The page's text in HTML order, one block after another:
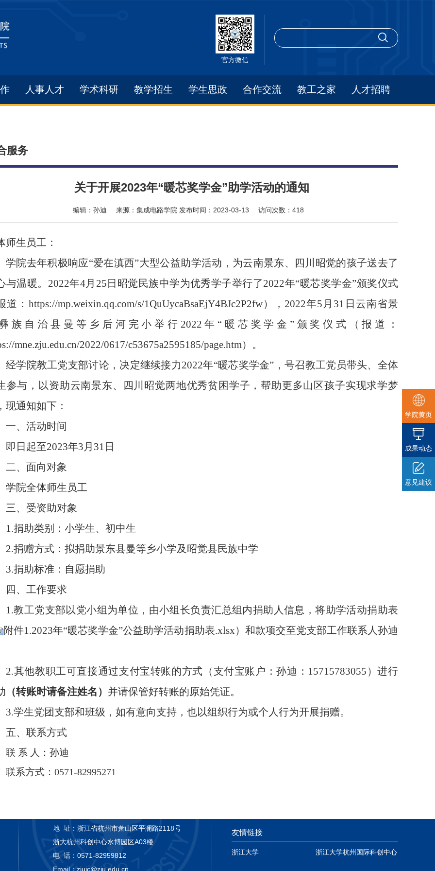
官方微信
人事人才 学术科研 教学招生 学生思政 合作交流 教工之家 人才招聘
服务
关于开展2023年“暖芯奖学金”助学活动的通知
编辑： 孙迪 来源： 集成电路学院 发布时间： 2023-03-13 访问次数： 418
师生员工：
学院去年积极响应“爱在滇西”大型公益助学活动，为云南景东、四川昭觉的孩子送去了
与温暖。 2022年4月 25 日昭觉民族中学为优秀学子举行了2022年“暖芯奖学金”颁奖仪式
道： https://mp.weixin.qq.com/s/1QuUycaBsaEjY4BJc2P2fw）， 2022年5 月 31 日云南省景
族自治县曼等乡后河完小举行 2022 年 “ 暖芯奖学金 ”颁奖仪式（报道：
mne.zju.edu.cn/2022/0617/c53675a2595185/page.htm）。
经学院教工党支部讨论，决定继续接力2022年“暖芯奖学金” ，号召教工党员带头、全体
参与，以资助云南景东、四川昭觉两地优秀贫困学子，帮助更多山区孩子实现求学梦
现通知如下：
一、活动时间
即日起至2023年3月 31 日
二、面向对象
学院全体师生员工
三、受资助对象
1.捐助类别：小学生、初中生
2.捐赠方式：拟捐助景东县曼等乡小学及昭觉县民族中学
3.捐助标准：自愿捐助
四、工作要求
1.教工党支部以党小组为单位，由小组长负责汇总组内捐助人信息，将助学活动捐助表
附件1.2023年“暖芯奖学金”公益助学活动捐助表.xlsx）和款项交至党支部工作联系人孙迪
2.其他教职工可直接通过支付宝转账的方式（支付宝账户：孙迪： 15715783055 ）进行
（转账时请备注姓名） 并请保管好转账的原始凭证。
3.学生党团支部和班级，如有意向支持，也以组织行为或个人行为开展捐赠。
五、联系方式
联 系 人：孙迪
联系方式： 0571-82995271
学院黄页
成果动态
意见建议
地 址： 浙江省杭州市萧山区平澜路2118号
浙大杭州科创中心水博园区A03楼
电 话： 0571-82959812
Email： zjuic@zju.edu.cn
友情链接
浙江大学 浙江大学杭州国际科创中心